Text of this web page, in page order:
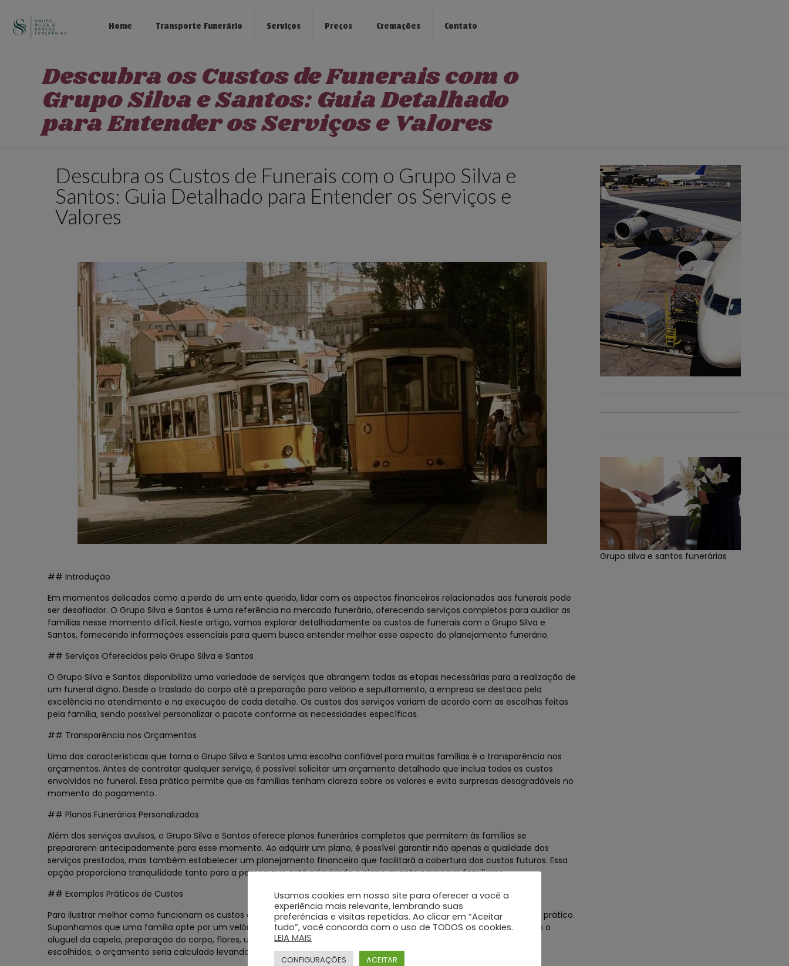
Home Transporte Funerário Serviços Preços Cremações Contato
Descubra os Custos de Funerais com o
Grupo Silva e Santos: Guia Detalhado
para Entender os Serviços e Valores
Descubra os Custos de Funerais com o Grupo Silva e
Santos: Guia Detalhado para Entender os Serviços e
Valores
## Introdução
Em momentos delicados como a perda de um ente querido, lidar com os aspectos financeiros relacionados aos funerais pode
ser desafiador. O Grupo Silva e Santos é uma referência no mercado funerário, oferecendo serviços completos para auxiliar as
famílias nesse momento difícil. Neste artigo, vamos explorar detalhadamente os custos de funerais com o Grupo Silva e
Santos, fornecendo informações essenciais para quem busca entender melhor esse aspecto do planejamento funerário.
## Serviços Oferecidos pelo Grupo Silva e Santos
O Grupo Silva e Santos disponibiliza uma variedade de serviços que abrangem todas as etapas necessárias para a realização de
um funeral digno. Desde o traslado do corpo até a preparação para velório e sepultamento, a empresa se destaca pela
excelência no atendimento e na execução de cada detalhe. Os custos dos serviços variam de acordo com as escolhas feitas
pela família, sendo possível personalizar o pacote conforme as necessidades específicas.
## Transparência nos Orçamentos
Uma das características que torna o Grupo Silva e Santos uma escolha confiável para muitas famílias é a transparência nos
orçamentos. Antes de contratar qualquer serviço, é possível solicitar um orçamento detalhado que inclua todos os custos
envolvidos no funeral. Essa prática permite que as famílias tenham clareza sobre os valores e evita surpresas desagradáveis no
momento do pagamento.
## Planos Funerários Personalizados
Além dos serviços avulsos, o Grupo Silva e Santos oferece planos funerários completos que permitem às famílias se
prepararem antecipadamente para esse momento. Ao adquirir um plano, é possível garantir não apenas a qualidade dos
serviços prestados, mas também estabelecer um planejamento financeiro que facilitará a cobertura dos custos futuros. Essa
opção proporciona tranquilidade tanto para a pessoa que está adquirindo o plano quanto para seus familiares.
## Exemplos Práticos de Custos
Para ilustrar melhor como funcionam os custos de funerais com o Grupo Silva e Santos, vamos considerar um exemplo prático.
Suponhamos que uma família opte por um velório tradicional seguido de cremação. Nesse caso, os custos envolveriam o
aluguel da capela, preparação do corpo, flores, urna para cremação, entre outros detalhes. Com base nesses serviços
escolhidos, o orçamento seria calculado levando em conta cada item específico.
Grupo silva e santos funerárias
Usamos cookies em nosso site para oferecer a você a
experiência mais relevante, lembrando suas
preferências e visitas repetidas. Ao clicar em “Aceitar
tudo”, você concorda com o uso de TODOS os cookies.
LEIA MAIS
CONFIGURAÇÕES ACEITAR